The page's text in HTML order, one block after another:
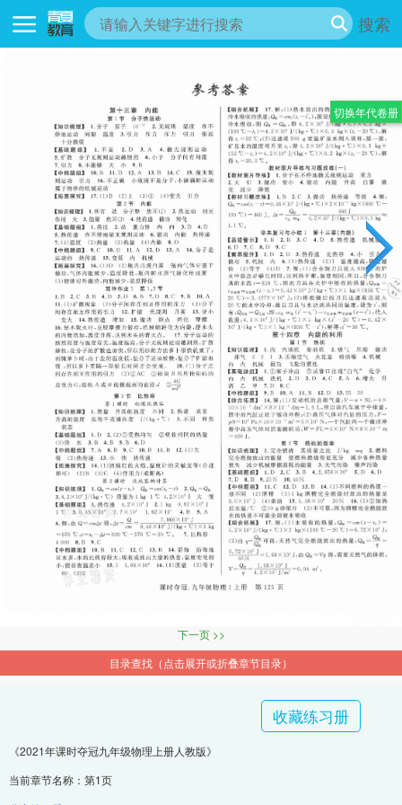
搜索
下一页 >>
目录查找（点击展开或折叠章节目录）
收藏练习册
《2021年课时夺冠九年级物理上册人教版》
当前章节名称：第1页
切换年代卷册